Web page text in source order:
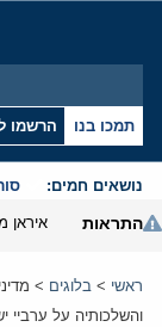
תמכו בנו הרשמו
נושאים חמים:
התראות
ראשי > בלוגים >
והשלכותיה על ערביי